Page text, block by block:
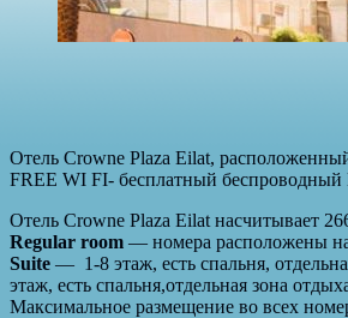
Отель Crowne Plaza Eilat,
FREE WI FI- бесплатный беспроводный
Отель Crowne Plaza Eilat насчитывает
Regular room — номера расположены
Suite — 1-8 этаж, есть спальня,
этаж, есть спальня,отдельная зона
Максимальное размещение во всех